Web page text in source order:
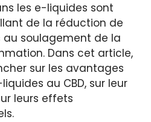
les e-liquides sont
de la réduction de
au soulagement de la
Dans cet article,
sur les avantages
au CBD, sur leur
leurs effets